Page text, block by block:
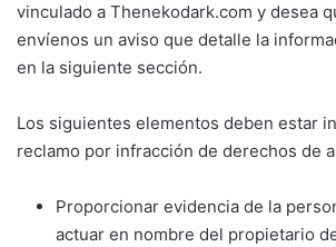
vinculado a Thenekodark.com y desea
envíenos un aviso que detalle la
en la siguiente sección.
Los siguientes elementos deben estar
reclamo por infracción de derechos de
Proporcionar evidencia de la
actuar en nombre del propietario